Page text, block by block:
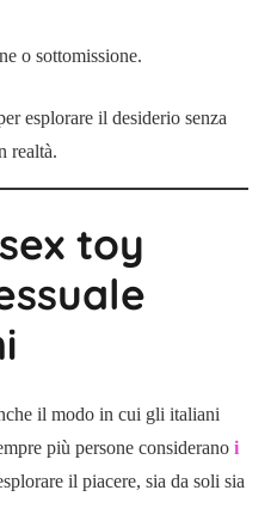
o sottomissione.
esplorare il desiderio senza
realtà.
toy
il modo in cui gli italiani
più persone considerano i
il piacere, sia da soli sia